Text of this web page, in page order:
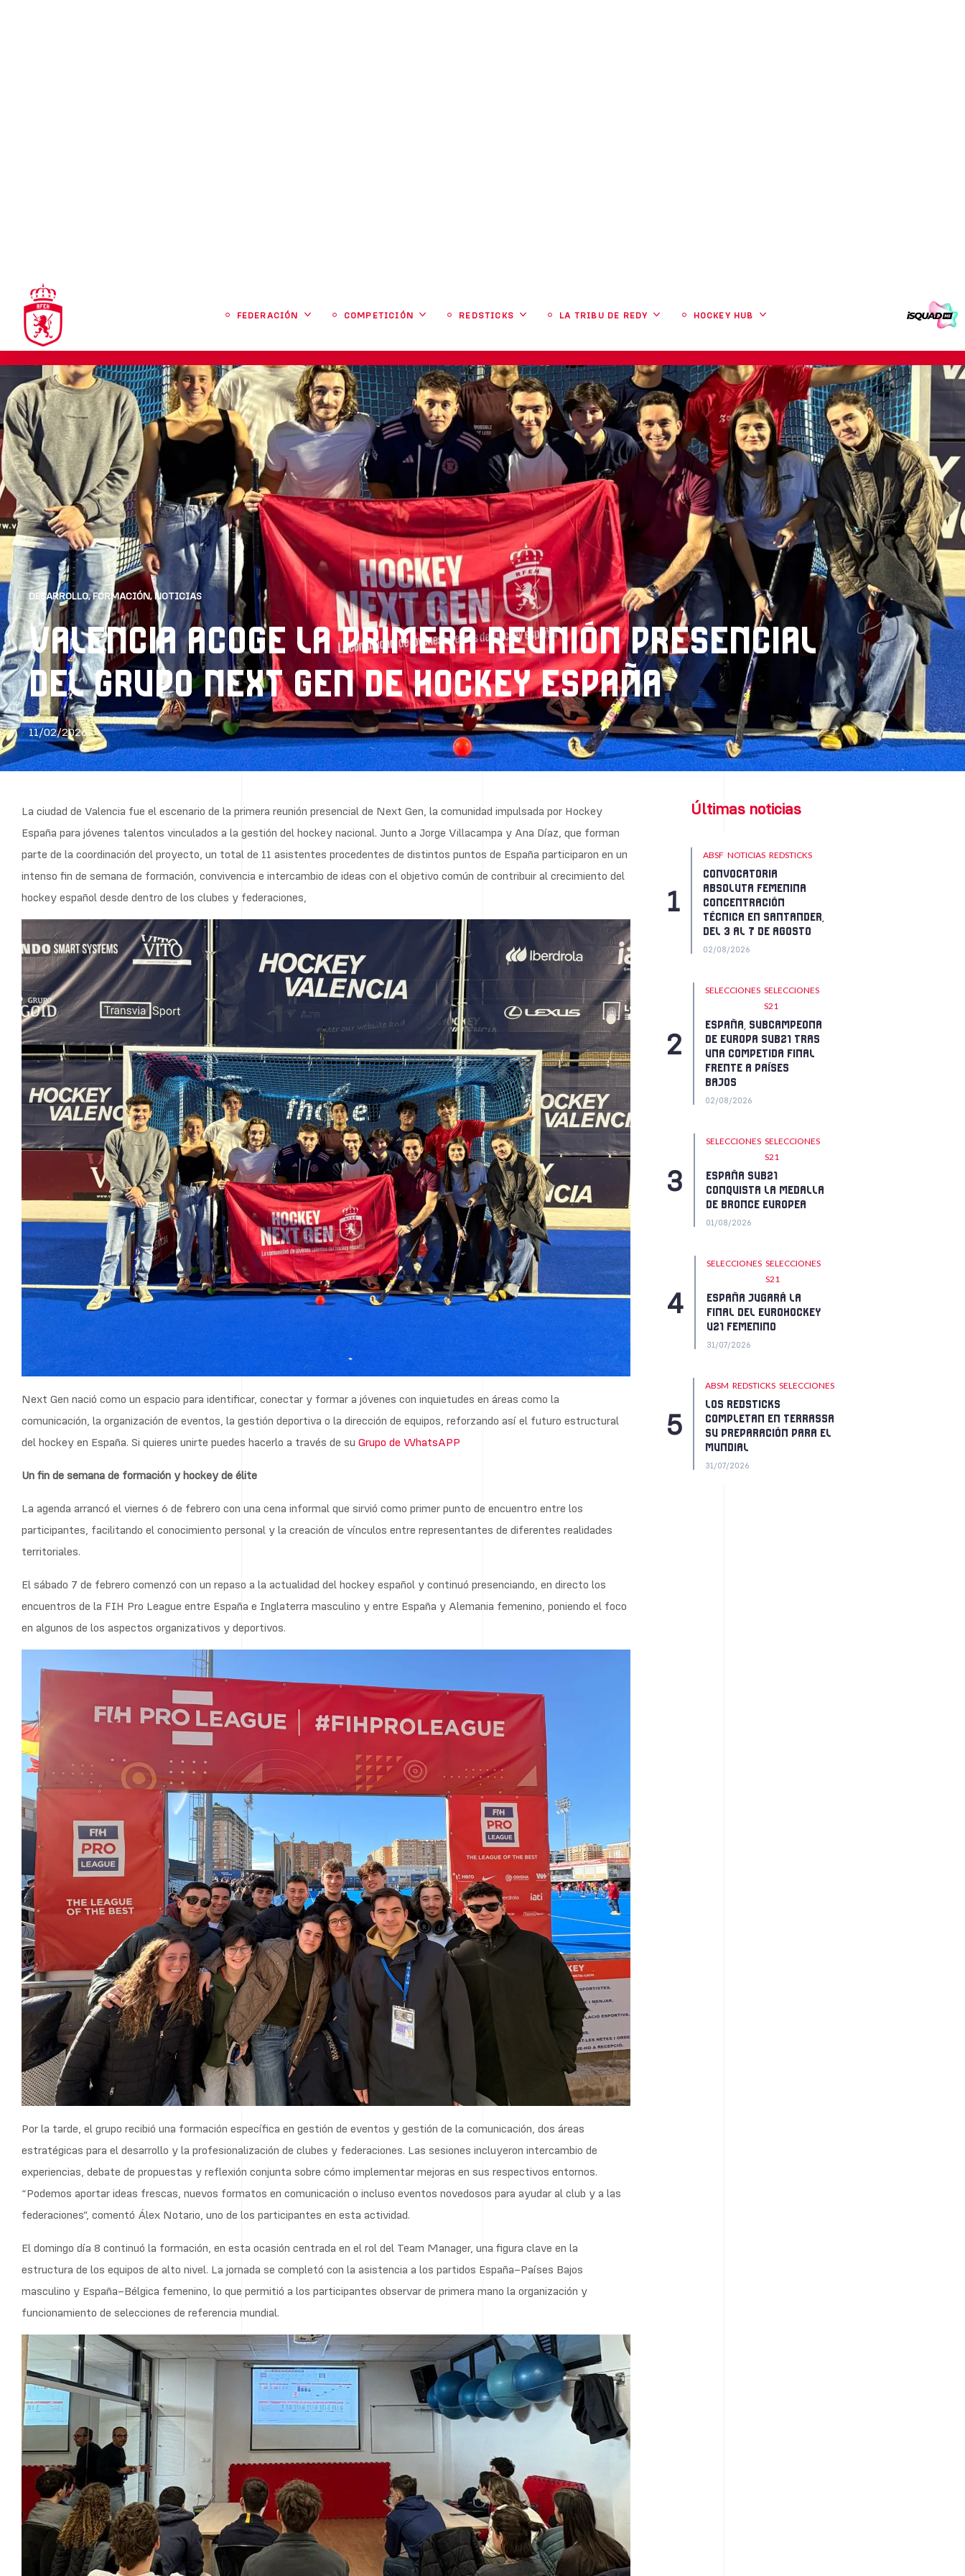
DESARROLLO
VALENCIA ACOGE LA PRIMERA REUNIÓN PRESENCIAL
DEL GRUPO NEXT GEN DE HOCKEY ESPAÑA
11/02/2026
La ciudad de Valencia fue el escenario de la primera reunión presencial de Next Gen, la comunidad impulsada por Hockey
España para jóvenes talentos vinculados a la gestión del hockey nacional. Junto a Jorge Villacampa y Ana Díaz, que forman
parte de la coordinación del proyecto, un total de 11 asistentes procedentes de distintos puntos de España participaron en un
intenso fin de semana de formación, convivencia e intercambio de ideas con el objetivo común de contribuir al crecimiento del
hockey español desde dentro de los clubes y federaciones,
Next Gen nació como un espacio para identificar, conectar y formar a jóvenes con inquietudes en áreas como la
comunicación, la organización de eventos, la gestión deportiva o la dirección de equipos, reforzando así el futuro estructural
del hockey en España. Si quieres unirte puedes hacerlo a través de suGrupo de WhatsAPP
Un fin de semana de formación y hockey de élite
La agenda arrancó el viernes 6 de febrero con una cena informal que sirvió como primer punto de encuentro entre los
participantes, facilitando el conocimiento personal y la creación de vínculos entre representantes de diferentes realidades
territoriales.
El sábado 7 de febrero comenzó con un repaso a la actualidad del hockey español y continuó presenciando, en directo los
encuentros de la FIH Pro League entre España e Inglaterra masculino y entre España y Alemania femenino, poniendo el foco
en algunos de los aspectos organizativos y deportivos.
Por la tarde, el grupo recibió una formación específica en gestión de eventos y gestión de la comunicación, dos áreas
estratégicas para el desarrollo y la profesionalización de clubes y federaciones. Las sesiones incluyeron intercambio de
experiencias, debate de propuestas y reflexión conjunta sobre cómo implementar mejoras en sus respectivos entornos.
“Podemos aportar ideas frescas, nuevos formatos en comunicación o incluso eventos novedosos para ayudar al club y a las
federaciones”, comentó Álex Notario, uno de los participantes en esta actividad.
El domingo día 8 continuó la formación, en esta ocasión centrada en el rol del Team Manager, una figura clave en la
estructura de los equipos de alto nivel. La jornada se completó con la asistencia a los partidos España–Países Bajos
masculino y España–Bélgica femenino, lo que permitió a los participantes observar de primera mano la organización y
funcionamiento de selecciones de referencia mundial.
“Me ha gustado conocer y relacionarme con gente de otros equipos y conocer la realidad del hockey más allá de Cantabria.
Coger ideas y poder mejorar muchas cosas en mi ámbito”, comentó Alberto Pérez Alonso. Mientras que para Ariadna Siri: “nos
hemos juntado un grupo muy interesante de gente joven que estamos unidos al hockey y que queremos que nuestros clubs y
federaciones progresen. Hemos recibido varias formaciones, intercambiando ideas y debatiendo propuestas para ayudar a
crecer al hockey nacional”, resumió.
Últimas noticias
ABSF NOTICIAS REDSTICKS
CONVOCATORIA
ABSOLUTA FEMENINA
CONCENTRACIÓN
TÉCNICA EN SANTANDER,
DEL 3 AL 7 DE AGOSTO
02/08/2026
SELECCIONES
SELECCIONES
S21
ESPAÑA, SUBCAMPEONA
DE EUROPA SUB21 TRAS
UNA COMPETIDA FINAL
BAJOS
S21
ESPAÑA SUB21
CONQUISTA LA MEDALLA
DE BRONCE EUROPEA
ESPAÑA JUGARÁ LA
FINAL DEL EUROHOCKEY
U21 FEMENINO
31/07/2026
ABSM REDSTICKS
COMPLETAN EN TERRASSA
SU PREPARACIÓN PARA EL
MUNDIAL
31/07/2026